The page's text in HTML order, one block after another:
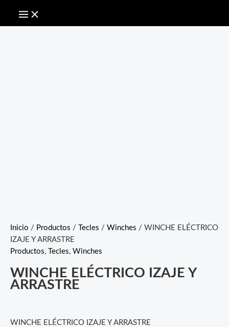
Inicio / Productos / Tecles / Winches / WINCHE ELÉCTRICO
IZAJE Y ARRASTRE
Productos, Tecles, Winches
WINCHE ELÉCTRICO IZAJE Y
ARRASTRE
WINCHE ELÉCTRICO IZAJE Y ARRASTRE